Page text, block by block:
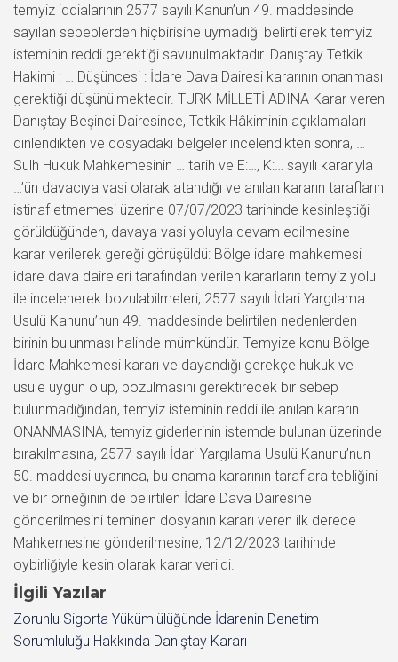
temyiz iddialarının 2577 sayılı Kanun’un 49. maddesinde
sayılan sebeplerden hiçbirisine uymadığı belirtilerek temyiz
isteminin reddi gerektiği savunulmaktadır. Danıştay Tetkik
Hakimi : … Düşüncesi : İdare Dava Dairesi kararının onanması
gerektiği düşünülmektedir. TÜRK MİLLETİ ADINA Karar veren
Danıştay Beşinci Dairesince, Tetkik Hâkiminin açıklamaları
dinlendikten ve dosyadaki belgeler incelendikten sonra, …
Sulh Hukuk Mahkemesinin … tarih ve E:…, K:… sayılı kararıyla
…’ün davacıya vasi olarak atandığı ve anılan kararın tarafların
istinaf etmemesi üzerine 07/07/2023 tarihinde kesinleştiği
görüldüğünden, davaya vasi yoluyla devam edilmesine
karar verilerek gereği görüşüldü: Bölge idare mahkemesi
idare dava daireleri tarafından verilen kararların temyiz yolu
ile incelenerek bozulabilmeleri, 2577 sayılı İdari Yargılama
Usulü Kanunu’nun 49. maddesinde belirtilen nedenlerden
birinin bulunması halinde mümkündür. Temyize konu Bölge
İdare Mahkemesi kararı ve dayandığı gerekçe hukuk ve
usule uygun olup, bozulmasını gerektirecek bir sebep
bulunmadığından, temyiz isteminin reddi ile anılan kararın
ONANMASINA, temyiz giderlerinin istemde bulunan üzerinde
bırakılmasına, 2577 sayılı İdari Yargılama Usulü Kanunu’nun
50. maddesi uyarınca, bu onama kararının taraflara tebliğini
ve bir örneğinin de belirtilen İdare Dava Dairesine
gönderilmesini teminen dosyanın kararı veren ilk derece
Mahkemesine gönderilmesine, 12/12/2023 tarihinde
oybirliğiyle kesin olarak karar verildi.
İlgili Yazılar
Zorunlu Sigorta Yükümlülüğünde İdarenin Denetim
Sorumluluğu Hakkında Danıştay Kararı